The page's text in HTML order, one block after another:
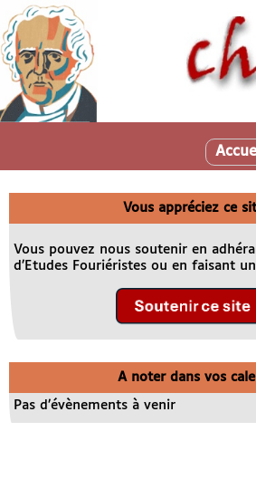
Vous appréciez ce
Vous pouvez nous soutenir en
d’Etudes Fouriéristes ou en faisant
A noter dans vos
Pas d’évènements à venir